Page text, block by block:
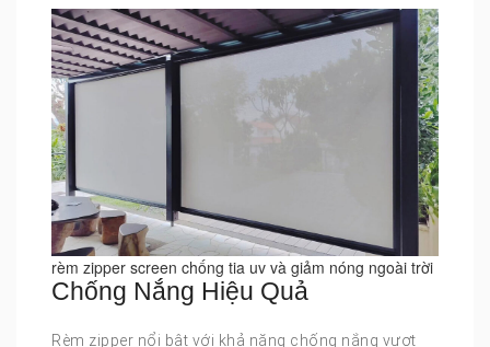
rèm zipper screen chống tia uv và giảm nóng ngoài trời
Chống Nắng Hiệu Quả
Rèm zipper nổi bật với khả năng chống nắng vượt